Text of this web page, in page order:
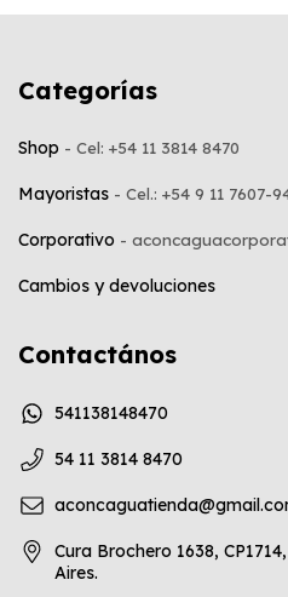
Categorías
Shop
Mayoristas
Corporativo
Cambios y devoluciones
Contactános
541138148470
54 11 3814 8470
Cura Brochero 1638,
Aires.